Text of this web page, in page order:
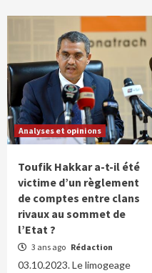
Analyses et opinions
Toufik Hakkar a-t-il été
victime d’un règlement
de comptes entre clans
rivaux au sommet de
l’Etat ?
3 ans ago Rédaction
03.10.2023. Le limogeage